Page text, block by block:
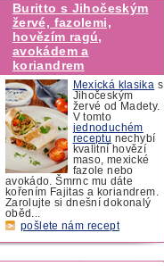
Buritto s Jihočeským
žervé, fazolemi,
hovězím ragú,
avokádem a
koriandrem
Mexická klasika s
Jihočeským
žervé od Madety.
V tomto
jednoduchém
receptu nechybí
kvalitní hovězí
maso, mexické
fazole nebo
avokádo. Šmrnc mu dáte
kořením Fajitas a koriandrem.
Zarolujte si dnešní dokonalý
oběd...
pošlete nám recept